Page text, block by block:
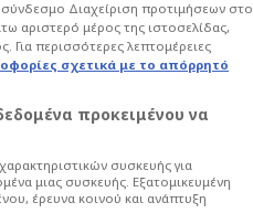
ήταν
Διαχείριση προτιμήσεων στο
αριστερό μέρος της ιστοσελίδας,
Για περισσότερες λεπτομέρειες
σχετικά με το απόρρητό
προκειμένου να
συσκευής για
μιας συσκευής. Εξατομικευμένη
έρευνα κοινού και ανάπτυξη